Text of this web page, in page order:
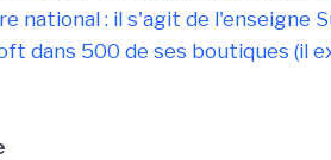
national : il s'agit de l'enseigne
dans 500 de ses boutiques (il